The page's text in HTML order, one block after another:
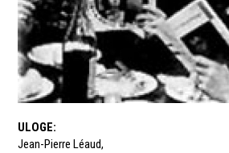
ULOGE:
Jean-Pierre Léaud,